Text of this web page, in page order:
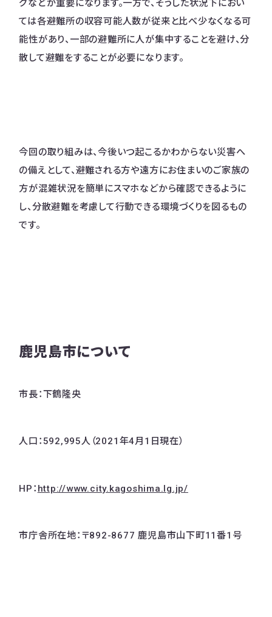
グなどが重要になります。一方で、そうした状況下におい
ては各避難所の収容可能人数が従来と比べ少なくなる可
能性があり、一部の避難所に人が集中することを避け、分
散して避難をすることが必要になります。
今回の取り組みは、今後いつ起こるかわからない災害へ
の備えとして、避難される方や遠方にお住まいのご家族の
方が混雑状況を簡単にスマホなどから確認できるように
し、分散避難を考慮して行動できる環境づくりを図るもの
です。
鹿児島市について
市長：下鶴隆央
人口：592,995人（2021年4月1日現在）
HP： http://www.city.kagoshima.lg.jp/
市庁舎所在地：〒892-8677 鹿児島市山下町11番1号